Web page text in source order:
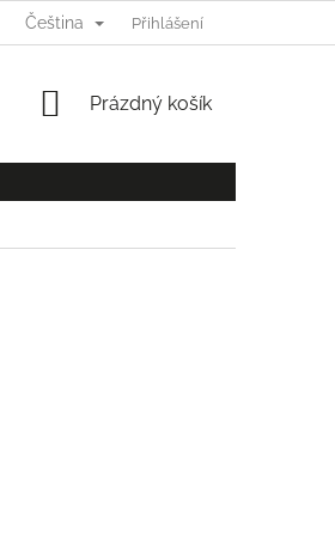
Čeština Přihlášení
NÁKUPNÍ
Prázdný košík